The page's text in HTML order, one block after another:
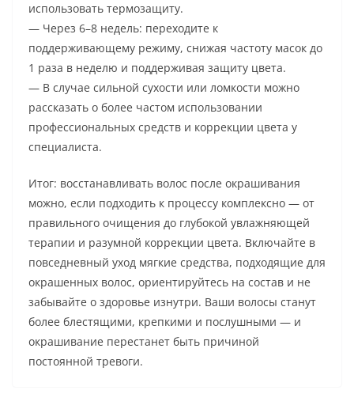
использовать термозащиту.
— Через 6–8 недель: переходите к
поддерживающему режиму, снижая частоту масок до
1 раза в неделю и поддерживая защиту цвета.
— В случае сильной сухости или ломкости можно
рассказать о более частом использовании
профессиональных средств и коррекции цвета у
специалиста.
Итог: восстанавливать волос после окрашивания
можно, если подходить к процессу комплексно — от
правильного очищения до глубокой увлажняющей
терапии и разумной коррекции цвета. Включайте в
повседневный уход мягкие средства, подходящие для
окрашенных волос, ориентируйтесь на состав и не
забывайте о здоровье изнутри. Ваши волосы станут
более блестящими, крепкими и послушными — и
окрашивание перестанет быть причиной
постоянной тревоги.